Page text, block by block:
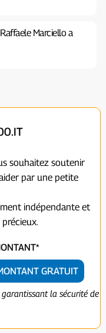
Marciello a
souhaitez soutenir
par une petite
indépendante et
GRATUIT
la sécurité de